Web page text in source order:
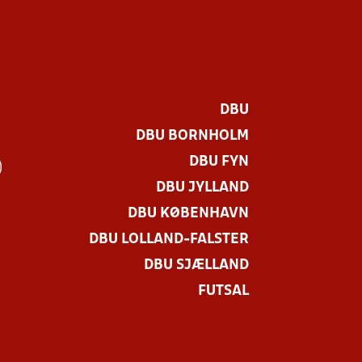
DBU
DBU BORNHOLM
DBU FYN
DBU JYLLAND
DBU KØBENHAVN
DBU LOLLAND-FALSTER
DBU SJÆLLAND
FUTSAL